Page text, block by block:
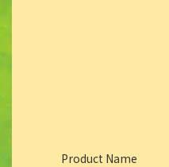
Product Name